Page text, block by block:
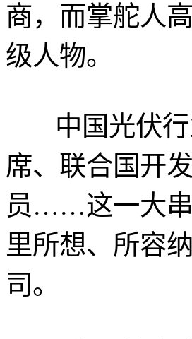
商，而掌舵人
级人物。
中国光伏行
席、联合国开
员……这一大串
里所想、所容
司。